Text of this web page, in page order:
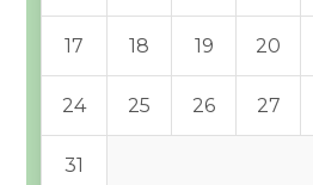
17 18 19 20
24 25 26 27
31